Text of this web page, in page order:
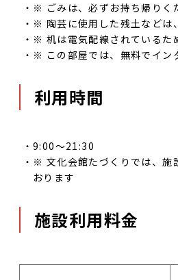
※ ごみは、必ずお持ち帰りく
※ 陶芸に使用した残土などは
※ 机は電気配線されているた
※ この部屋では、無料でイン
利用時間
9:00～21:30
※ 文化会館たづくりでは、
おります
施設利用料金